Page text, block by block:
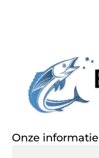
Onze informatie